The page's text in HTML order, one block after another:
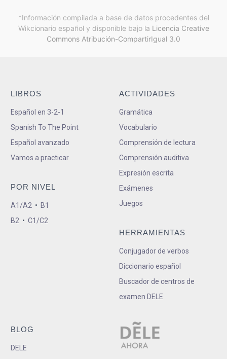
*Información compilada a base de datos procedentes del
Wikcionario español y disponible bajo la Licencia Creative
Commons Atribución-CompartirIgual 3.0
LIBROS
Español en 3-2-1
Spanish To The Point
Español avanzado
Vamos a practicar
POR NIVEL
A1/A2 • B1
B2 • C1/C2
ACTIVIDADES
Gramática
Vocabulario
Comprensión de lectura
Comprensión auditiva
Expresión escrita
Exámenes
Juegos
HERRAMIENTAS
Conjugador de verbos
Diccionario español
Buscador de centros de
examen DELE
BLOG
DELE